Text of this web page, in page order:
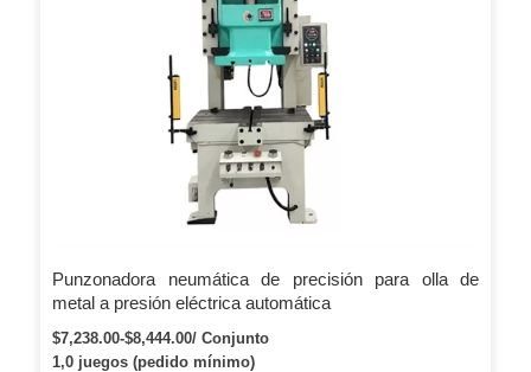
Punzonadora neumática de precisión para olla de
metal a presión eléctrica automática
$7,238.00-$8,444.00/ Conjunto
1,0 juegos (pedido mínimo)